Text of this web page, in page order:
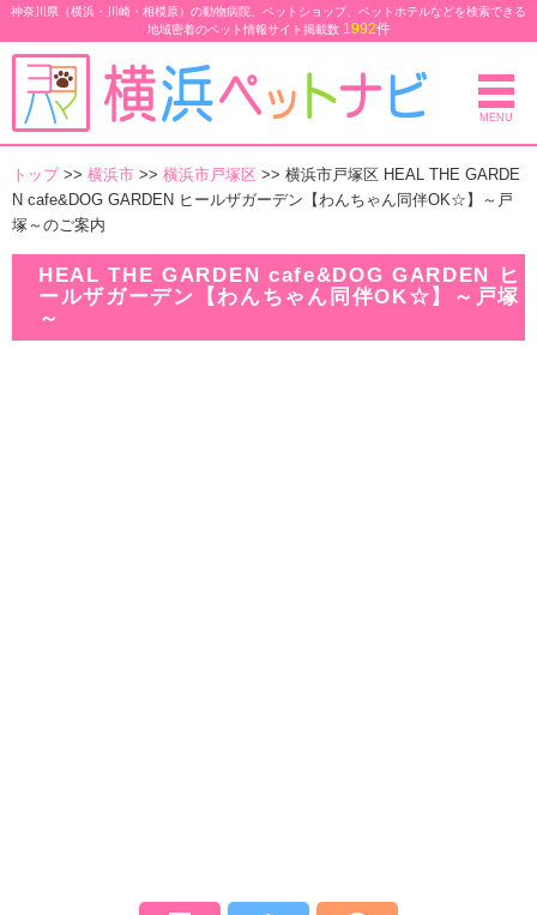
神奈川県（横浜・川崎・相模原）の動物病院、ペットショップ、ペットホテルなどを検索できる
地域密着のペット情報サイト掲載数 1992件
MENU
トップ >> 横浜市 >> 横浜市戸塚区 >> 横浜市戸塚区 HEAL THE GARDE
N cafe&DOG GARDEN ヒールザガーデン【わんちゃん同伴OK☆】～戸
塚～のご案内
HEAL THE GARDEN cafe&DOG GARDEN ヒ
ールザガーデン【わんちゃん同伴OK☆】～戸塚
～